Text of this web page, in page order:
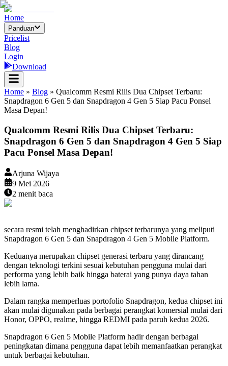
Home
Panduan
Pricelist
Blog
Login
Download
Home » Blog » Qualcomm Resmi Rilis Dua Chipset Terbaru:
Snapdragon 6 Gen 5 dan Snapdragon 4 Gen 5 Siap Pacu Ponsel
Masa Depan!
Qualcomm Resmi Rilis Dua Chipset Terbaru:
Snapdragon 6 Gen 5 dan Snapdragon 4 Gen 5 Siap
Pacu Ponsel Masa Depan!
Arjuna Wijaya
9 Mei 2026
2 menit baca
secara resmi telah menghadirkan chipset terbarunya yang meliputi
Snapdragon 6 Gen 5 dan Snapdragon 4 Gen 5 Mobile Platform.
Keduanya merupakan chipset generasi terbaru yang dirancang
dengan teknologi terkini sesuai kebutuhan pengguna mulai dari
performa yang lebih baik hingga baterai yang punya daya tahan
lebih lama.
Dalam rangka memperluas portofolio Snapdragon, kedua chipset ini
akan mulai digunakan pada berbagai perangkat komersial mulai dari
Honor, OPPO, realme, hingga REDMI pada paruh kedua 2026.
Snapdragon 6 Gen 5 Mobile Platform hadir dengan berbagai
peningkatan dimana pengguna dapat lebih memanfaatkan perangkat
untuk berbagai kebutuhan.